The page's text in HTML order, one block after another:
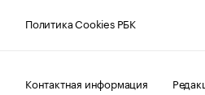
Политика Cookies РБК
Контактная информация